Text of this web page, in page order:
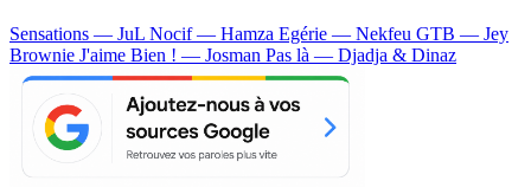
Sensations — JuL Nocif — Hamza Egérie — Nekfeu GTB — Jey
Brownie J'aime Bien ! — Josman Pas là — Djadja & Dinaz